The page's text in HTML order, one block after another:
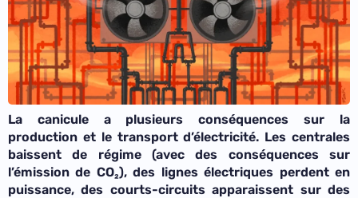
La canicule a plusieurs conséquences sur la
production et le transport d’électricité. Les centrales
baissent de régime (avec des conséquences sur
l’émission de CO₂), des lignes électriques perdent en
puissance, des courts-circuits apparaissent sur des